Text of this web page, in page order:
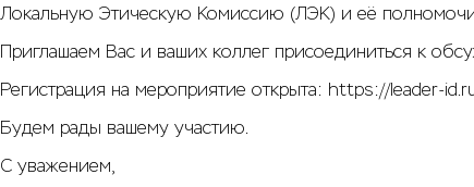
Локальную Этическую Комиссию (ЛЭК) и её
Приглашаем Вас и ваших коллег присоединиться к
Регистрация на мероприятие открыта: https://leader-
Будем рады вашему участию.
С уважением,